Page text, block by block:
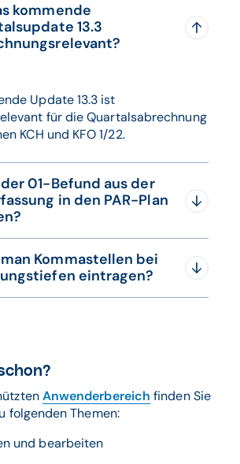
kommende
13.3
Update 13.3 ist
für die Quartalsabrechnung
KCH und KFO 1/22.
01-Befund aus der
in den PAR-Plan
muss manuell in den PAR-Plan
man Kommastellen bei
eintragen?
Entsprechend wird bei
von z. B. 3,1 auf 3
einer Sondierungstiefe ab 3,5 auf
Anwenderbereich finden Sie
folgenden Themen:
und bearbeiten